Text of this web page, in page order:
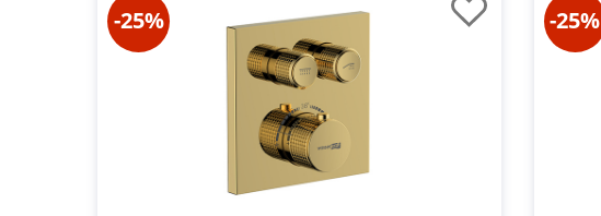
-25% -25%